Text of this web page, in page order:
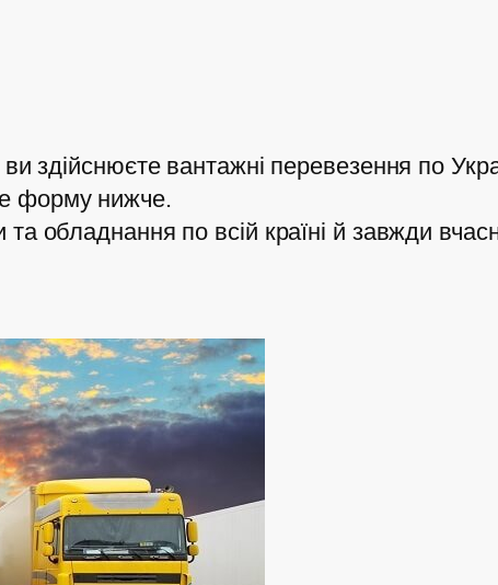
здійснюєте вантажні перевезення по
форму нижче.
та обладнання по всій країні й завжди